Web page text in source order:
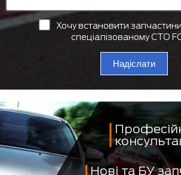
Хочу встановити
спеціалізованому СТО
Надіслати
Нові та БУ